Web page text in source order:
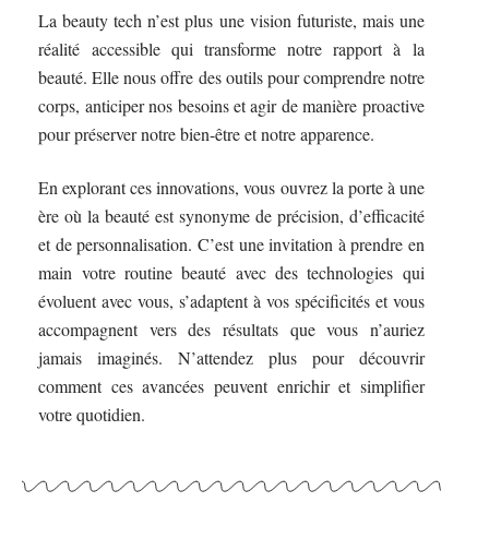
La beauty tech n’est plus une vision futuriste, mais une
réalité accessible qui transforme notre rapport à la
beauté. Elle nous offre des outils pour comprendre notre
corps, anticiper nos besoins et agir de manière proactive
pour préserver notre bien-être et notre apparence.
En explorant ces innovations, vous ouvrez la porte à une
ère où la beauté est synonyme de précision, d’efficacité
et de personnalisation. C’est une invitation à prendre en
main votre routine beauté avec des technologies qui
évoluent avec vous, s’adaptent à vos spécificités et vous
accompagnent vers des résultats que vous n’auriez
jamais imaginés. N’attendez plus pour découvrir
comment ces avancées peuvent enrichir et simplifier
votre quotidien.